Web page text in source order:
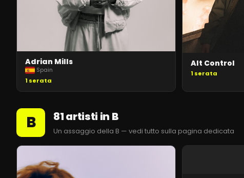
Adrian Mills
Spain
1 serata
Alt Control
1 serata
B 81 artisti in B
Un assaggio della B — vedi tutto sulla pagina dedicata